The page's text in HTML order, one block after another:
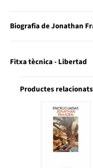
Biografia de Jonathan
Fitxa tècnica - Libertad
Productes